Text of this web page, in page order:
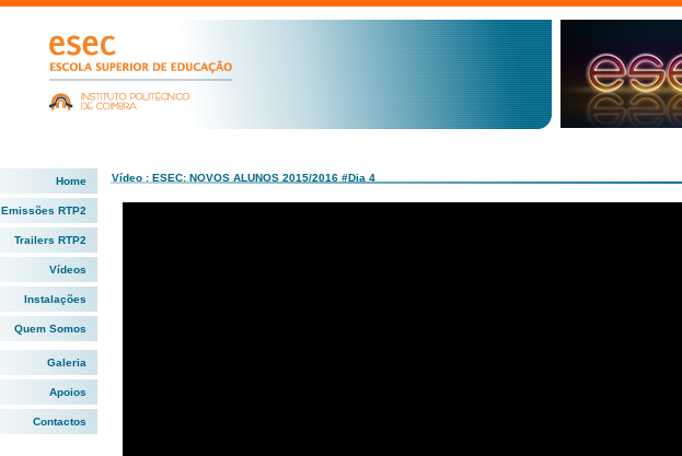
Home
Emissões RTP2
Trailers RTP2
Vídeos
Instalações
Quem Somos
Galeria
Apoios
Contactos
Vídeo : ESEC: NOVOS ALUNOS 2015/2016 #Dia 4